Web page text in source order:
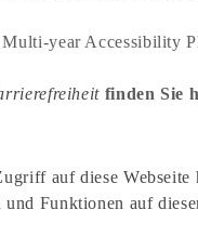
year Accessibility
finden Sie
auf diese
Funktionen auf